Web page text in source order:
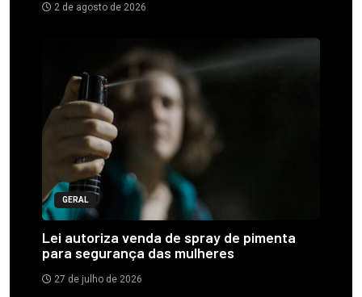
2 de agosto de 2026
GERAL
Lei autoriza venda de spray de pimenta
para segurança das mulheres
27 de julho de 2026